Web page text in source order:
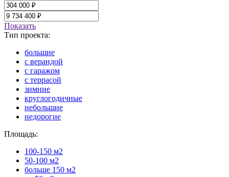
Показать
Тип проекта:
большие
с верандой
с гаражом
с террасой
зимние
круглогодичные
небольшие
недорогие
Площадь:
100-150 м2
50-100 м2
больше 150 м2